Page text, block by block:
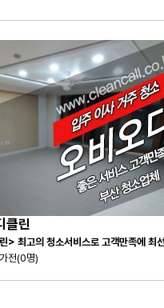
클린
> 최고의 청소서비스로 고객만족에 최
전(0명)